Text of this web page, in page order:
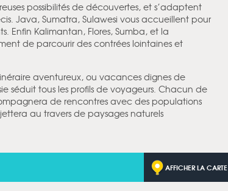
possibilités de découvertes, et s’adaptent
Java, Sumatra, Sulawesi vous accueillent pour
Enfin Kalimantan, Flores, Sumba, et la
de parcourir des contrées lointaines et
aventureux, ou vacances dignes de
séduit tous les profils de voyageurs. Chacun de
de rencontres avec des populations
au travers de paysages naturels
AFFICHER LA CARTE